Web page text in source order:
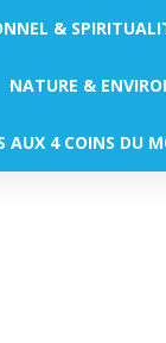
&
NATURE &
AUX 4 COINS DU